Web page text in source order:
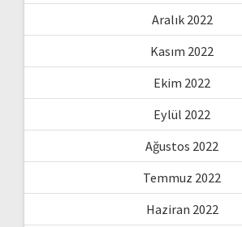
Aralık 2022
Kasım 2022
Ekim 2022
Eylül 2022
Ağustos 2022
Temmuz 2022
Haziran 2022